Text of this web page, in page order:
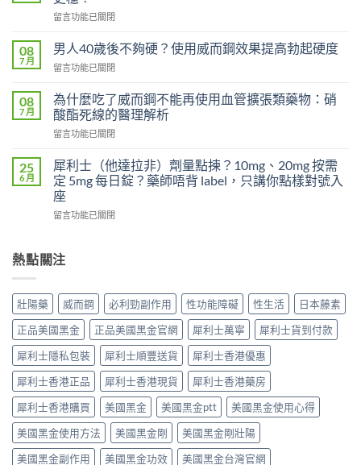
對
早
有
嗎？
了
沒
效
別
著
怪
藥，
先
這
5
事〉
在
而
鋼
100mg
感
覺，
什
換
每
日
利
反
穩？〉
中
留言功能已關閉
08
7 月
男人40歲後不夠硬？使用威而鋼效果提高勃起硬度
在
人
40
歲
後
夠
硬？
使
用
威
效
高
勃
起
硬
度〉
中
留言功能已關閉
08
7 月
為什麼吃了威而鋼不能再使用血管擴張類藥物：硝
酸酯死線的醫理解析
在
什
麼
吃
了
威
不
能
使
用
血
管
擴
張
類
藥
物：
硝
酸
酯
死
留言功能已關閉
25
6 月
犀利士（他達拉非）劑量點揀？10mg、20mg 按需
定 5mg 每日錠？藥師唔背 label，只講你點樣對號入
座
在
士
（他
拉
非）
劑
量
點
揀？
10mg、
20mg
按
需
定
5mg
每
留言功能已關閉
熱點關注
壯陽藥 威而鋼 必利勁副作用 性功能障礙 性生活
日本藤素
正品美國黑金
正品美國黑金官網 犀利士萬寧
犀利士貨到付款
犀利士隱私包裝
犀利士順豐送貨
犀利士香港優惠
犀利士香港正品
犀利士香港現貨
犀利士香港藥房
犀利士香港購買
美國黑金 美國黑金ptt
美國黑金使用心得
美國黑金使用方法
美國黑金剛
美國黑金剛壯陽
美國黑金副作用
美國黑金功效 美國黑金台灣官網